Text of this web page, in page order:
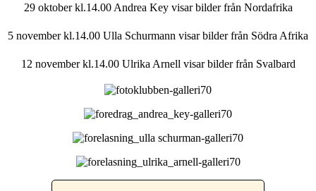
29 oktober kl.14.00 Andrea Key visar bilder från Nordafrika
5 november kl.14.00 Ulla Schurmann visar bilder från Södra Afrika
12 november kl.14.00 Ulrika Arnell visar bilder från Svalbard